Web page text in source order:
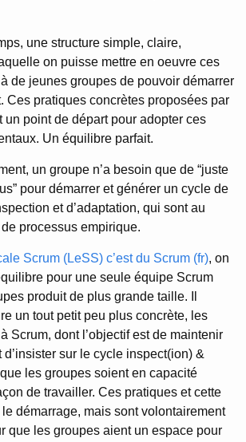
une structure simple, claire,
on puisse mettre en oeuvre ces
de jeunes groupes de pouvoir démarrer
Ces pratiques concrètes proposées par
un point de départ pour adopter ces
Un équilibre parfait.
un groupe n’a besoin que de “juste
pour démarrer et générer un cycle de
et d’adaptation, qui sont au
processus empirique.
Scrum (LeSS) c’est du Scrum (fr), on
pour une seule équipe Scrum
produit de plus grande taille. Il
un tout petit peu plus concrète, les
Scrum, dont l’objectif est de maintenir
d’insister sur le cycle inspect(ion) &
les groupes soient en capacité
de travailler. Ces pratiques et cette
démarrage, mais sont volontairement
que les groupes aient un espace pour